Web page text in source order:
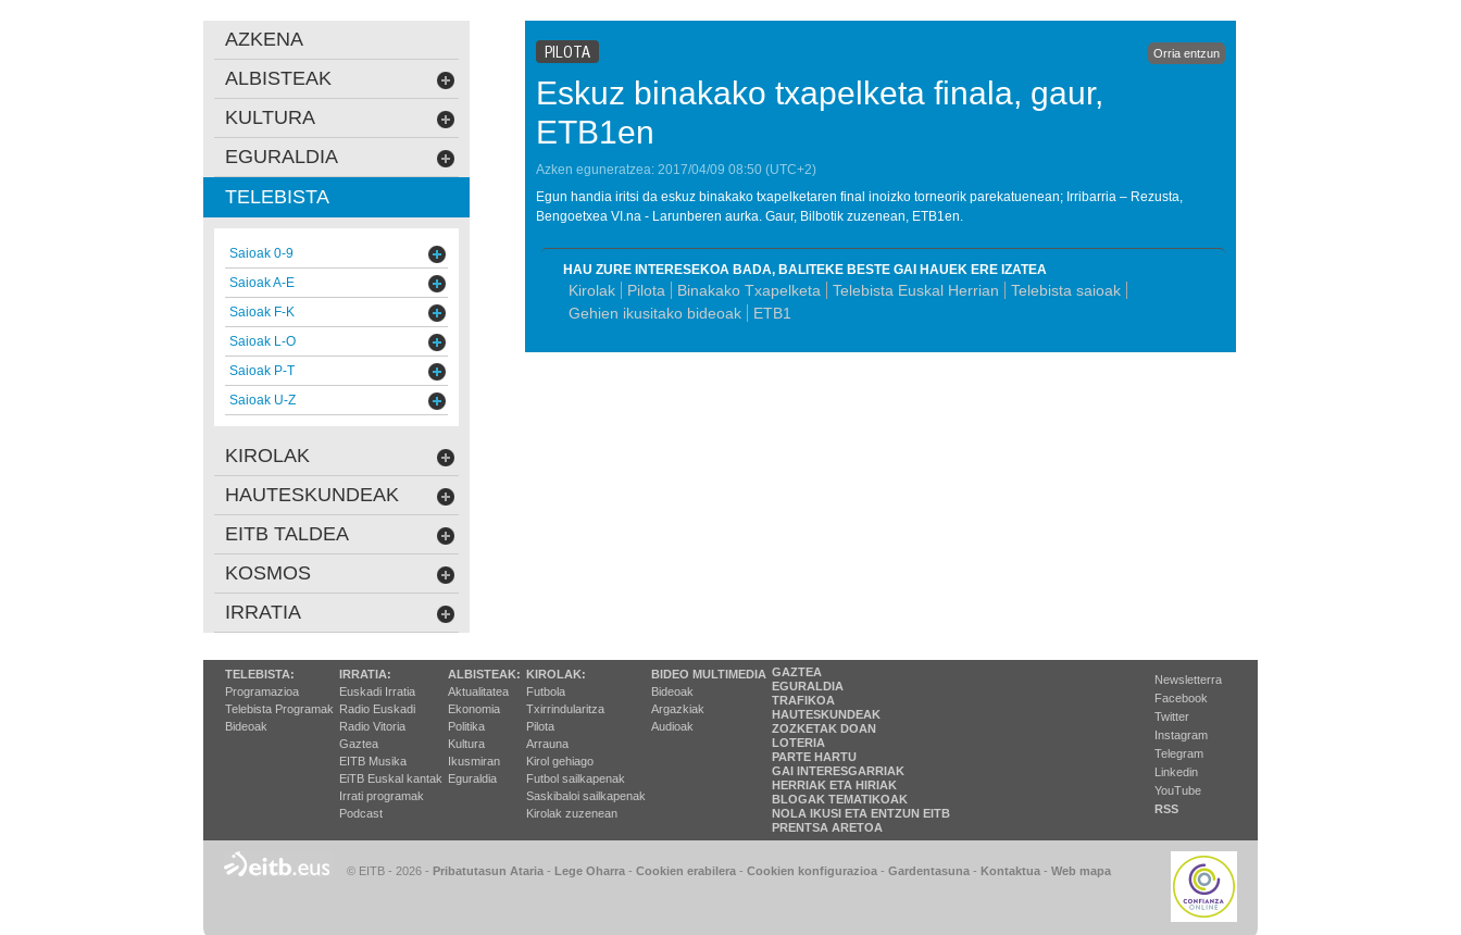
PILOTA Orria entzun
Eskuz binakako txapelketa finala, gaur,
ETB1en
Azken eguneratzea: 2017/04/09 08:50 (UTC+2)
Egun handia iritsi da eskuz binakako txapelketaren final inoizko torneorik parekatuenean; Irribarria – Rezusta,
Bengoetxea VI.na - Larunberen aurka. Gaur, Bilbotik zuzenean, ETB1en.
HAU ZURE INTERESEKOA BADA, BALITEKE BESTE GAI HAUEK ERE IZATEA
Kirolak Pilota Binakako Txapelketa Telebista Euskal Herrian
Telebista saioak
Gehien ikusitako bideoak
ETB1
AZKENA
ALBISTEAK
KULTURA
EGURALDIA
TELEBISTA
Saioak 0-9
Saioak A-E
Saioak F-K
Saioak L-O
Saioak P-T
Saioak U-Z
KIROLAK
HAUTESKUNDEAK
EITB TALDEA
KOSMOS
IRRATIA
TELEBISTA:
Programazioa
Telebista Programak
Bideoak
IRRATIA:
Euskadi Irratia
Radio Euskadi
Radio Vitoria
Gaztea
EITB Musika
EiTB Euskal kantak
Irrati programak
Podcast
ALBISTEAK:
Aktualitatea
Ekonomia
Politika
Kultura
Ikusmiran
Eguraldia
KIROLAK:
Futbola
Txirrindularitza
Pilota
Arrauna
Kirol gehiago
Futbol sailkapenak
Saskibaloi sailkapenak
Kirolak zuzenean
BIDEO MULTIMEDIA
Bideoak
Argazkiak
Audioak
GAZTEA
EGURALDIA
TRAFIKOA
HAUTESKUNDEAK
ZOZKETAK DOAN
LOTERIA
PARTE HARTU
GAI INTERESGARRIAK
HERRIAK ETA HIRIAK
BLOGAK TEMATIKOAK
NOLA IKUSI ETA ENTZUN EITB
PRENTSA ARETOA
Newsletterra
Facebook
Twitter
Instagram
Telegram
Linkedin
YouTube
RSS
© EITB - 2026 - Pribatutasun Ataria - Lege Oharra - Cookien erabilera - Cookien konfigurazioa - Gardentasuna - Kontaktua - Web mapa